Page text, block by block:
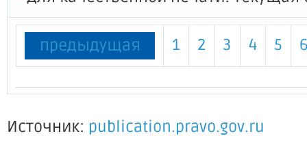
предыдущая 1 2 3 4 5
Источник: publication.pravo.gov.ru